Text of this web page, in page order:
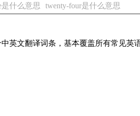
是什么意思
twenty-four是什么意思
英文翻译词条，基本覆盖所有常见